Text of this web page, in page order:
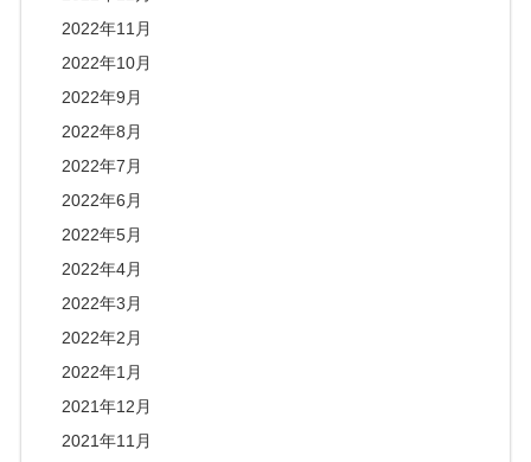
2022年11月
2022年10月
2022年9月
2022年8月
2022年7月
2022年6月
2022年5月
2022年4月
2022年3月
2022年2月
2022年1月
2021年12月
2021年11月